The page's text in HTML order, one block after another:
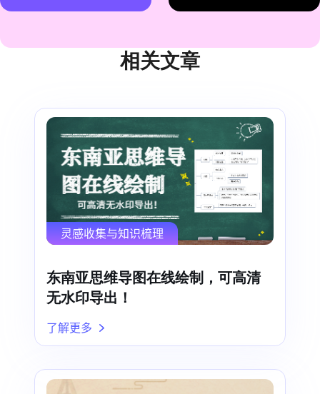
相关文章
灵感收集与知识梳理
东南亚思维导图在线绘制，可高清
无水印导出！
了解更多